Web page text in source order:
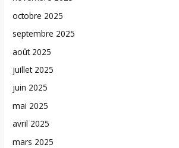
octobre 2025
septembre 2025
août 2025
juillet 2025
juin 2025
mai 2025
avril 2025
mars 2025